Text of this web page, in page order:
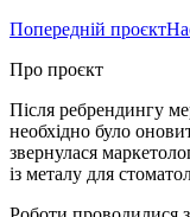
Попередній проєкт
Про проєкт
Після ребрендингу
необхідно було
звернулася
із металу для